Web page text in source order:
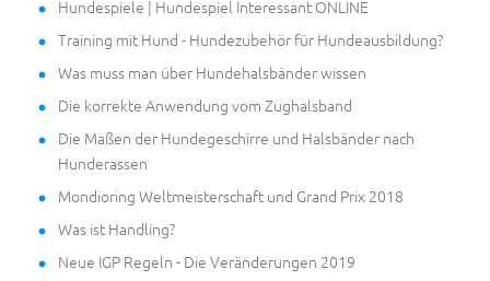
Hundespiele | Hundespiel Interessant ONLINE
Training mit Hund - Hundezubehör für Hundeausbildung?
Was muss man über Hundehalsbänder wissen
Die korrekte Anwendung vom Zughalsband
Die Maßen der Hundegeschirre und Halsbänder nach
Hunderassen
Mondioring Weltmeisterschaft und Grand Prix 2018
Was ist Handling?
Neue IGP Regeln - Die Veränderungen 2019